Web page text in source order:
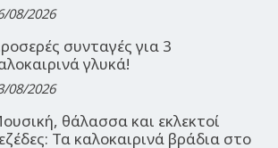
08/2026
συνταγές για 3
γλυκά!
08/2026
θάλασσα και εκλεκτοί
Τα καλοκαιρινά βράδια στο